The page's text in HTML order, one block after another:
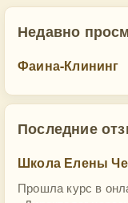
Недавно
Фаина-Клининг
Последние
Школа Елены
Прошла курс в